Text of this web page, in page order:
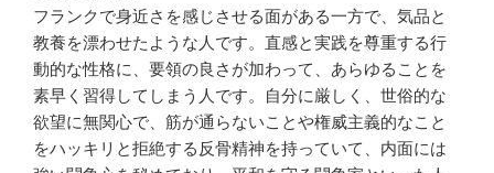
フランクで身近さを感じさせる面がある一方で、気品と
教養を漂わせたような人です。直感と実践を尊重する行
動的な性格に、要領の良さが加わって、あらゆることを
素早く習得してしまう人です。自分に厳しく、世俗的な
欲望に無関心で、筋が通らないことや権威主義的なこと
をハッキリと拒絶する反骨精神を持っていて、内面には